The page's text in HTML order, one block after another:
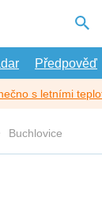
Předpověď
s letními
Buchlovice